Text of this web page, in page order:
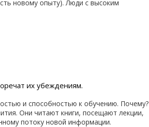
новому опыту). Люди с высоким
их убеждениям.
и способностью к обучению. Почему?
Они читают книги, посещают лекции,
потоку новой информации.